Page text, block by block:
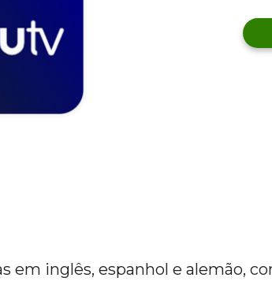
em inglês, espanhol e alemão,